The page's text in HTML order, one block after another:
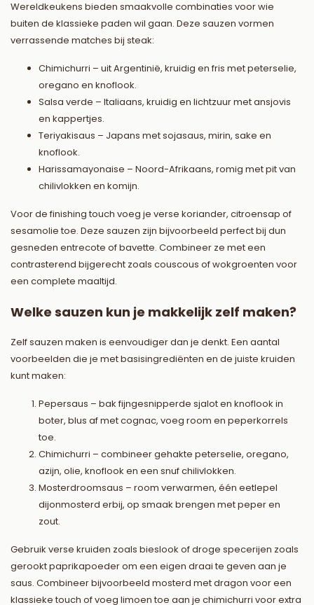
Wereldkeukens bieden smaakvolle combinaties voor wie
buiten de klassieke paden wil gaan. Deze sauzen vormen
verrassende matches bij steak:
Chimichurri – uit Argentinië, kruidig en fris met peterselie,
oregano en knoflook.
Salsa verde – Italiaans, kruidig en lichtzuur met ansjovis
en kappertjes.
Teriyakisaus – Japans met sojasaus, mirin, sake en
knoflook.
Harissamayonaise – Noord-Afrikaans, romig met pit van
chilivlokken en komijn.
Voor de finishing touch voeg je verse koriander, citroensap of
sesamolie toe. Deze sauzen zijn bijvoorbeeld perfect bij dun
gesneden entrecote of bavette. Combineer ze met een
contrasterend bijgerecht zoals couscous of wokgroenten voor
een complete maaltijd.
Welke sauzen kun je makkelijk zelf maken?
Zelf sauzen maken is eenvoudiger dan je denkt. Een aantal
voorbeelden die je met basisingrediënten en de juiste kruiden
kunt maken:
Pepersaus – bak fijngesnipperde sjalot en knoflook in
boter, blus af met cognac, voeg room en peperkorrels
toe.
Chimichurri – combineer gehakte peterselie, oregano,
azijn, olie, knoflook en een snuf chilivlokken.
Mosterdroomsaus – room verwarmen, één eetlepel
dijonmosterd erbij, op smaak brengen met peper en
zout.
Gebruik verse kruiden zoals bieslook of droge specerijen zoals
gerookt paprikapoeder om een eigen draai te geven aan je
saus. Combineer bijvoorbeeld mosterd met dragon voor een
klassieke touch of voeg limoen toe aan je chimichurri voor extra